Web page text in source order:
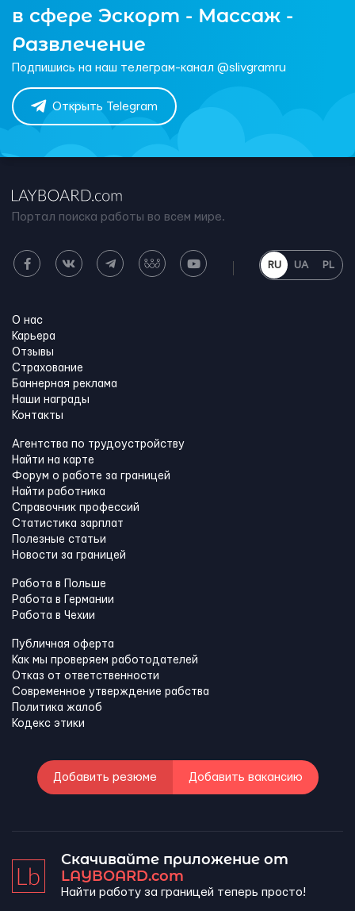
в сфере Эскорт - Массаж -
Развлечение
Подпишись на наш телеграм-канал @slivgramru
Открыть Telegram
Портал поиска работы во всем мире.
RU UA PL
О нас
Карьера
Отзывы
Страхование
Баннерная реклама
Наши награды
Контакты
Агентства по трудоустройству
Найти на карте
Форум о работе за границей
Найти работника
Справочник профессий
Статистика зарплат
Полезные статьи
Новости за границей
Работа в Польше
Работа в Германии
Работа в Чехии
Публичная оферта
Как мы проверяем работодателей
Отказ от ответственности
Современное утверждение рабства
Политика жалоб
Кодекс этики
Добавить резюме Добавить вакансию
Скачивайте приложение от
LAYBOARD.com
Найти работу за границей теперь просто!